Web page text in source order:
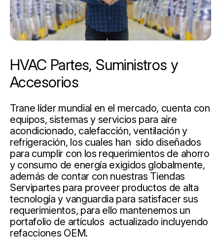
HVAC Partes, Suministros y
Accesorios
Trane líder mundial en el mercado, cuenta con
equipos, sistemas y servicios para aire
acondicionado, calefacción, ventilación y
refrigeración, los cuales han sido diseñados
para cumplir con los requerimientos de ahorro
y consumo de energía exigidos globalmente,
además de contar con nuestras Tiendas
Servipartes para proveer productos de alta
tecnología y vanguardia para satisfacer sus
requerimientos, para ello mantenemos un
portafolio de artículos actualizado incluyendo
refacciones OEM.